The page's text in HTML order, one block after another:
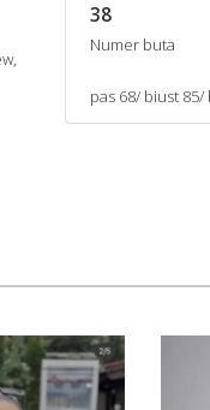
38
Numer buta
pas 68/ biust